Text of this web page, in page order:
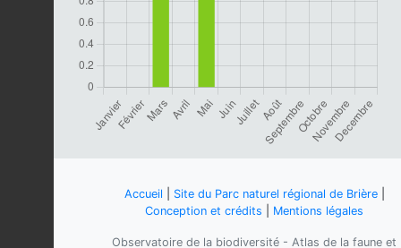
Accueil Site du Parc naturel régional de Brière|
Conception et crédits
Mentions légales
Observatoire de la biodiversité - Atlas de la faune et